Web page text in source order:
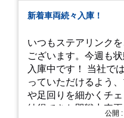
新着車両続々入庫！
いつもステアリンク
ございます。今週も
入庫中です！ 当社では、お客様に長く安心して乗
っていただけるよう
や足回りを細かくチ
納得できた即戦力車公開